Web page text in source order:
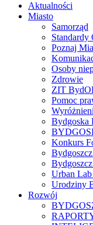
Aktualności
Miasto
Samorząd
Standardy
Poznaj
Osoby
Zdrowie
ZIT
Pomoc
Bydgoska
Konkurs
Urban
Urodziny
Rozwój